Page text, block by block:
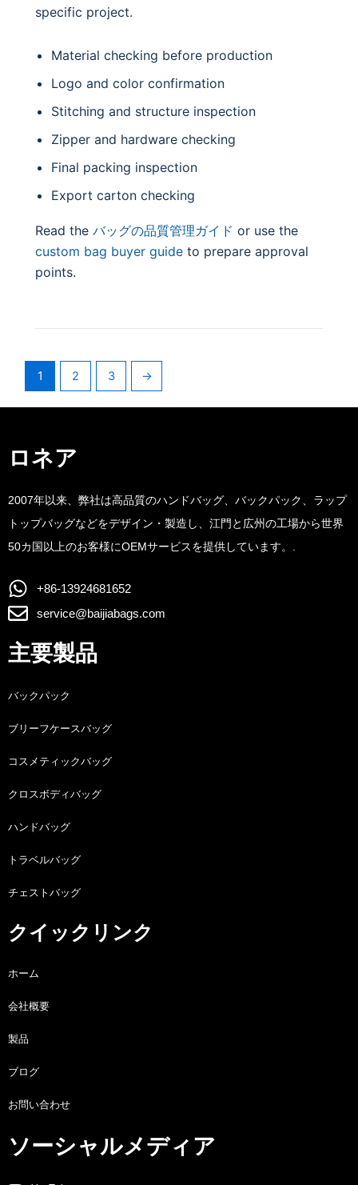
specific project.
Material checking before production
Logo and color confirmation
Stitching and structure inspection
Zipper and hardware checking
Final packing inspection
Export carton checking
Read the バッグの品質管理ガイド or use the
custom bag buyer guide to prepare approval
points.
1 2 3 →
ロネア
2007年以来、弊社は高品質のハンドバッグ、バックパック、ラップ
トップバッグなどをデザイン・製造し、江門と広州の工場から世界
50カ国以上のお客様にOEMサービスを提供しています。.
+86-13924681652
service@baijiabags.com
主要製品
バックパック
ブリーフケースバッグ
コスメティックバッグ
クロスボディバッグ
ハンドバッグ
トラベルバッグ
チェストバッグ
クイックリンク
ホーム
会社概要
製品
ブログ
お問い合わせ
ソーシャルメディア